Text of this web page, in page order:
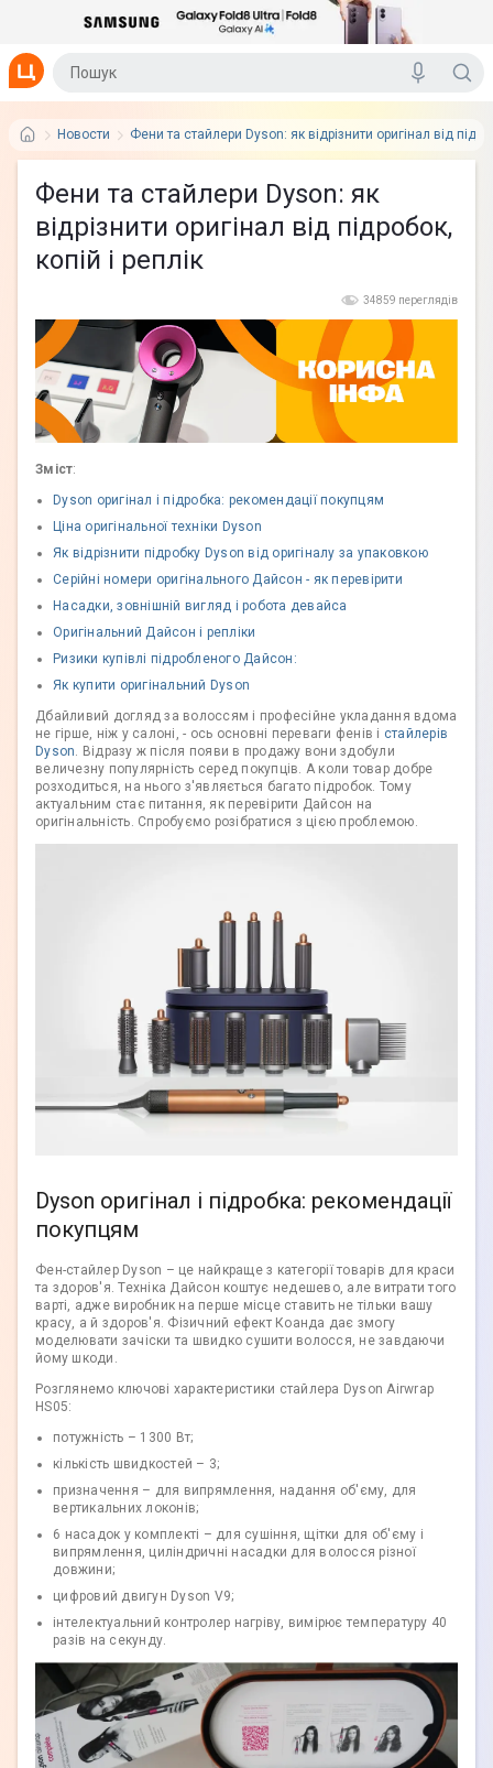
Новости Фени та стайлери Dyson: як відрізнити оригінал від
Фени та стайлери Dyson: як
відрізнити оригінал від підробок,
копій і реплік
34859 переглядів
Зміст:
Dyson оригінал і підробка: рекомендації покупцям
Ціна оригінальної техніки Dyson
Як відрізнити підробку Dyson від оригіналу за упаковкою
Серійні номери оригінального Дайсон - як перевірити
Насадки, зовнішній вигляд і робота девайса
Оригінальний Дайсон і репліки
Ризики купівлі підробленого Дайсон:
Як купити оригінальний Dyson
Дбайливий догляд за волоссям і професійне укладання вдома
не гірше, ніж у салоні, - ось основні переваги фенів і стайлерів
Dyson. Відразу ж після появи в продажу вони здобули
величезну популярність серед покупців. А коли товар добре
розходиться, на нього з'являється багато підробок. Тому
актуальним стає питання, як перевірити Дайсон на
оригінальність. Спробуємо розібратися з цією проблемою.
Dyson оригінал і підробка: рекомендації
покупцям
Фен-стайлер Dyson – це найкраще з категорії товарів для краси
та здоров'я. Техніка Дайсон коштує недешево, але витрати того
варті, адже виробник на перше місце ставить не тільки вашу
красу, а й здоров'я. Фізичний ефект Коанда дає змогу
моделювати зачіски та швидко сушити волосся, не завдаючи
йому шкоди.
Розглянемо ключові характеристики стайлера Dyson Airwrap
HS05:
потужність – 1300 Вт;
кількість швидкостей – 3;
призначення – для випрямлення, надання об'єму, для
вертикальних локонів;
6 насадок у комплекті – для сушіння, щітки для об'єму і
випрямлення, циліндричні насадки для волосся різної
довжини;
цифровий двигун Dyson V9;
інтелектуальний контролер нагріву, вимірює температуру 40
разів на секунду.